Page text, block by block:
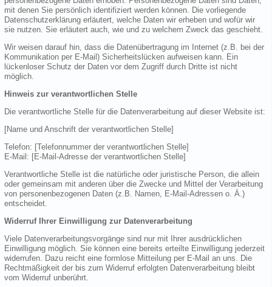
mit denen Sie persönlich identifiziert werden können. Die vorliegende
Datenschutzerklärung erläutert, welche Daten wir erheben und wofür wir
sie nutzen. Sie erläutert auch, wie und zu welchem Zweck das geschieht.
Wir weisen darauf hin, dass die Datenübertragung im Internet (z.B. bei der
Kommunikation per E-Mail) Sicherheitslücken aufweisen kann. Ein
lückenloser Schutz der Daten vor dem Zugriff durch Dritte ist nicht
möglich.
Hinweis zur verantwortlichen Stelle
Die verantwortliche Stelle für die Datenverarbeitung auf dieser Website ist:
[Name und Anschrift der verantwortlichen Stelle]
Telefon: [Telefonnummer der verantwortlichen Stelle]
E-Mail: [E-Mail-Adresse der verantwortlichen Stelle]
Verantwortliche Stelle ist die natürliche oder juristische Person, die allein
oder gemeinsam mit anderen über die Zwecke und Mittel der Verarbeitung
von personenbezogenen Daten (z.B. Namen, E-Mail-Adressen o. Ä.)
entscheidet.
Widerruf Ihrer Einwilligung zur Datenverarbeitung
Viele Datenverarbeitungsvorgänge sind nur mit Ihrer ausdrücklichen
Einwilligung möglich. Sie können eine bereits erteilte Einwilligung jederzeit
widerrufen. Dazu reicht eine formlose Mitteilung per E-Mail an uns. Die
Rechtmäßigkeit der bis zum Widerruf erfolgten Datenverarbeitung bleibt
vom Widerruf unberührt.